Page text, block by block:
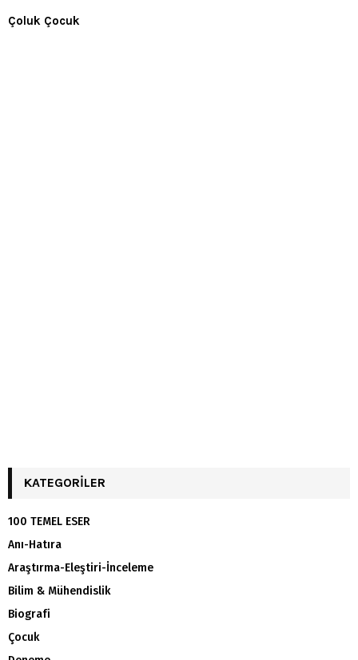
Çoluk Çocuk
KATEGORILER
100 TEMEL ESER
Anı-Hatıra
Araştırma-Eleştiri-İnceleme
Bilim & Mühendislik
Biografi
Çocuk